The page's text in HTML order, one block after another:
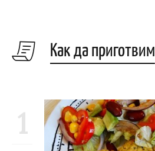
Как да приготвим
1